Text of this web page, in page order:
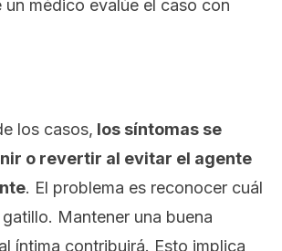
un médico evalúe el caso con
los casos, los síntomas se
o revertir al evitar el agente
. El problema es reconocer cuál
Mantener una buena
íntima contribuirá. Esto implica